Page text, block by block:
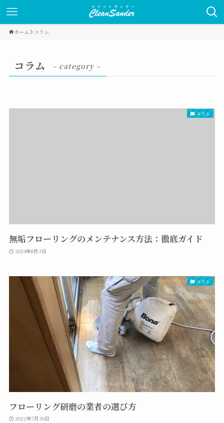
ホーム コラム
コラム – category –
コラム
無垢フローリングのメンテナンス方法：徹底ガイド
2024年8月3日
コラム
フローリング研磨の業者の選び方
2022年7月30日